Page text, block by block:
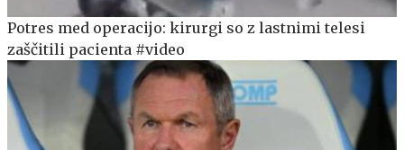
Potres med operacijo: kirurgi so z lastnimi telesi
zaščitili pacienta #video